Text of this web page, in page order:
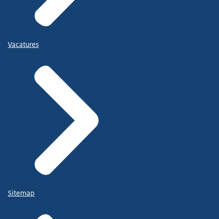
Vacatures
Sitemap